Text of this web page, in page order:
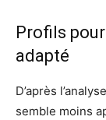
Profils
adapté
D’après
semble moins